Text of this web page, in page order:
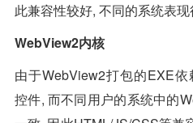
此兼容性较好, 不同的系统表
WebView2内核
由于WebView2打包的EXE
控件, 而不同用户的系统中的